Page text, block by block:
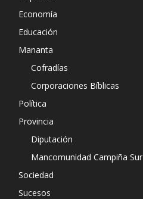
Economía
Educación
Mananta
Cofradías
Corporaciones Bíblicas
Política
Provincia
Diputación
Mancomunidad Campiña Sur
Sociedad
Sucesos